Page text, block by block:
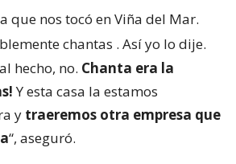
que nos tocó en Viña del Mar.
chantas . Así yo lo dije.
hecho, no. Chanta era la
Y esta casa la estamos
y traeremos otra empresa que
“, aseguró.